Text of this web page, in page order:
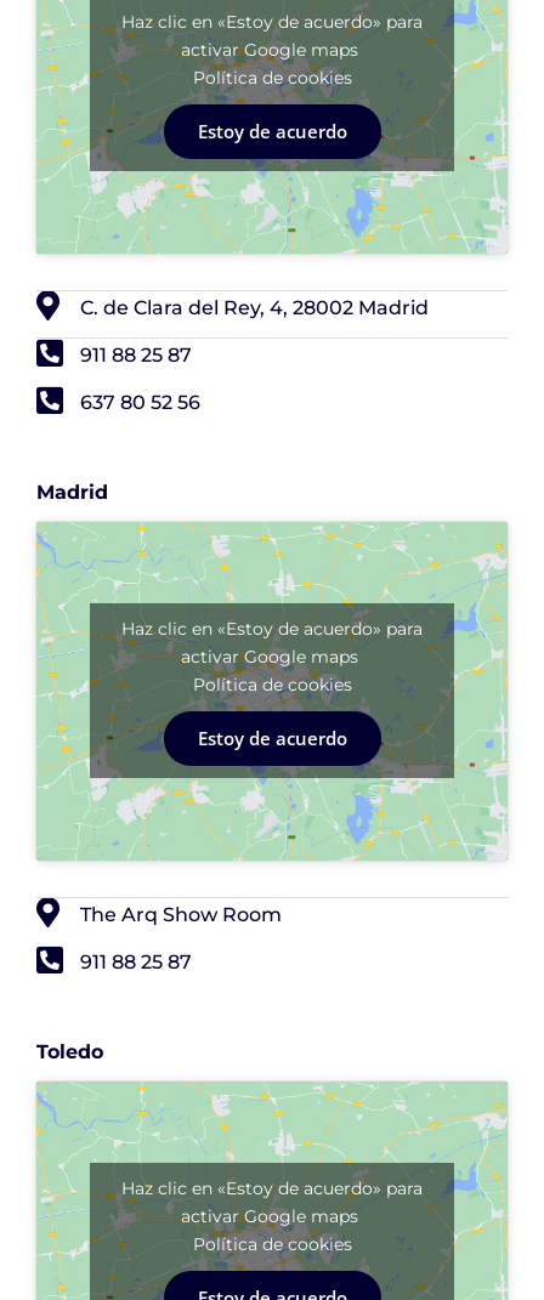
Haz clic en «Estoy de acuerdo» para
activar Google maps
Política de cookies
Estoy de acuerdo
C. de Clara del Rey, 4, 28002 Madrid
911 88 25 87
637 80 52 56
Madrid
Haz clic en «Estoy de acuerdo» para
activar Google maps
Política de cookies
Estoy de acuerdo
The Arq Show Room
911 88 25 87
Toledo
Haz clic en «Estoy de acuerdo» para
activar Google maps
Política de cookies